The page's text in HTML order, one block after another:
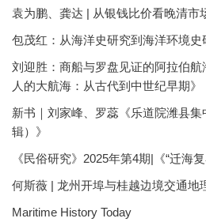
袁为鹏、龚达 | 从银钱比价看晚清市
包茂红：从海洋史研究到海洋环境史
刘迎胜：商船与罗盘见证的阿拉伯
人的大航海：从古代到中世纪早期》
新书｜刘家峰、罗蕊《乐道院潍县
辑）》
《民俗研究》2025年第4期|《“迁海
何斯薇 | 龙州开埠与桂越边境交通地
Maritime History Today